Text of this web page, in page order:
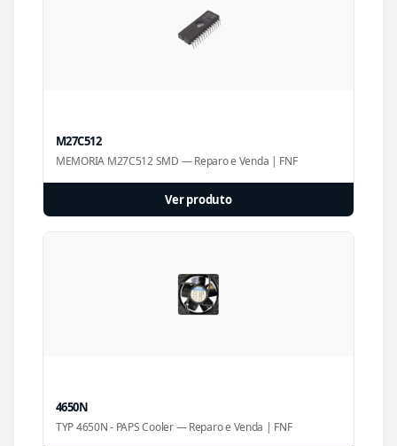
M27C512
MEMORIA M27C512 SMD — Reparo e Venda | FNF
Ver produto
4650N
TYP 4650N - PAPS Cooler — Reparo e Venda | FNF